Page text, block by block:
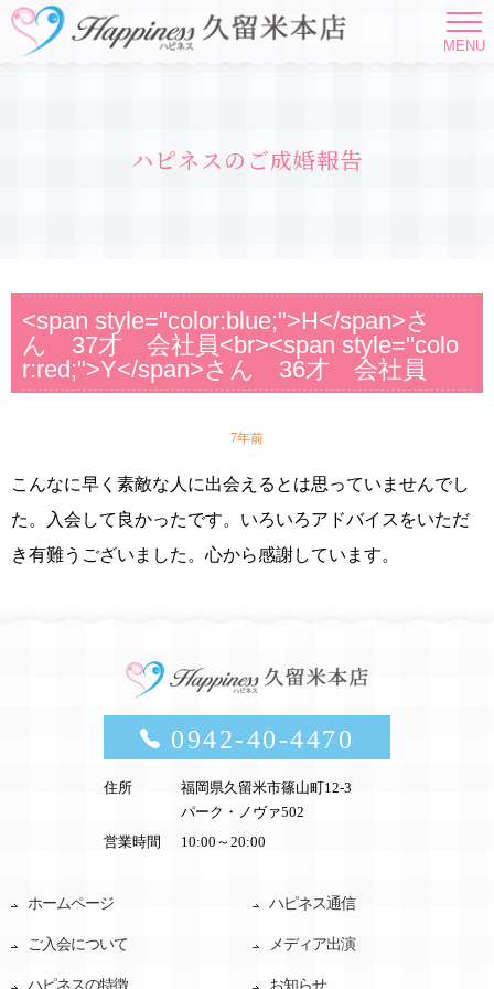
MENU
ハピネスのご成婚報告
<span style="color:blue;">H</span>さ
ん 37才 会社員<br><span style="colo
r:red;">Y</span>さん 36才 会社員
7年前
こんなに早く素敵な人に出会えるとは思っていませんでし
た。入会して良かったです。いろいろアドバイスをいただ
き有難うございました。心から感謝しています。
0942-40-4470
住所
福岡県久留米市篠山町12-3
パーク・ノヴァ502
営業時間
10:00～20:00
ホームページ
ご入会について
ハピネスの特徴
ハピネス通信
メディア出演
お知らせ